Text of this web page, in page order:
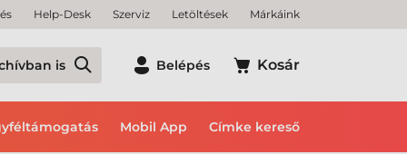
Help-Desk Szerviz Letöltések Márkáink
is Belépés Kosár
Mobil App Címke kereső